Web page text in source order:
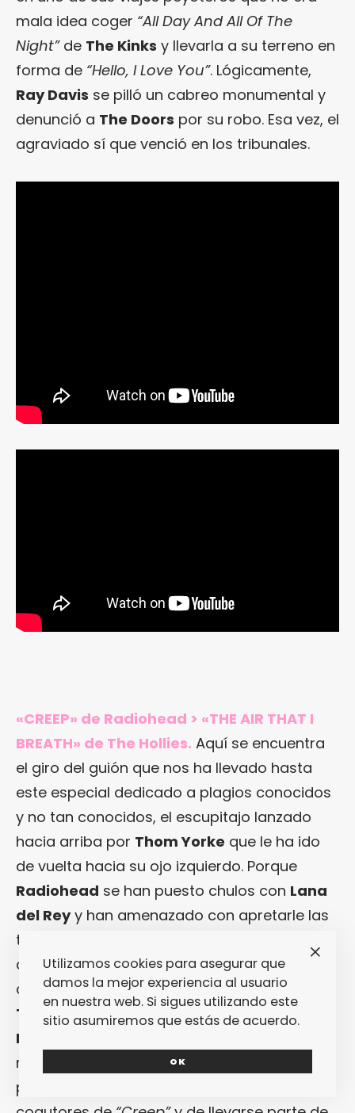
mala idea coger “All Day And All Of The
Night”de The Kinks y llevarla a su terreno en
forma de “Hello, I Love You”. Lógicamente,
Ray Davis se pilló un cabreo monumental y
denunció a The Doors por su robo. Esa vez, el
agraviado sí que venció en los tribunales.
«CREEP» de Radiohead > «THE AIR THAT I
BREATH» de The Hollies. Aquí se encuentra
el giro del guión que nos ha llevado hasta
este especial dedicado a plagios conocidos
y no tan conocidos, el escupitajo lanzado
hacia arriba por Thom Yorke que le ha ido
de vuelta hacia su ojo izquierdo. Porque
Radiohead se han puesto chulos con Lana
del Reyy han amenazado con apretarle las
tuercas y nos tememos que se han olvidado
de que su“Creep”se conecta directamente
con“The Air That I Breathe”, interpretada por
The Holliesy escrita porAlbert Hammond
Mike Hazlewood
momento a la banda de Oxford y ganó el
pulso, hasta el punto de aparecer como
Utilizamos cookies para asegurar que
damos la mejor experiencia al usuario
en nuestra web. Si sigues utilizando este
sitio asumiremos que estás de acuerdo.
OK